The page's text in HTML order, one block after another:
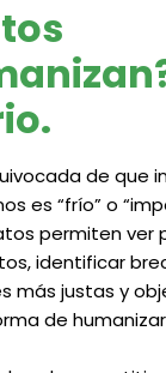
de que
es “frío” o
permiten ver
identificar
más justas y
de